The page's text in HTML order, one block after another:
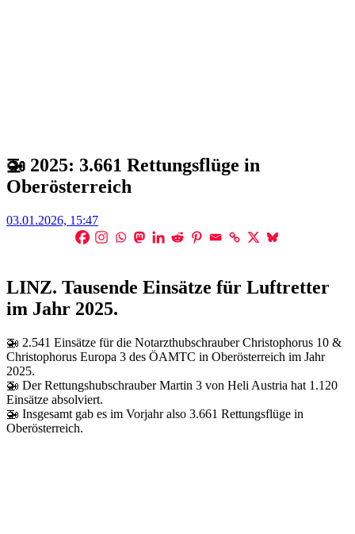
🚁 2025: 3.661 Rettungsflüge in
Oberösterreich
Posted
03.01.2026, 15:47
LINZ. Tausende Einsätze für Luftretter
im Jahr 2025.
🚁 2.541 Einsätze für die Notarzthubschrauber Christophorus 10 &
Christophorus Europa 3 des ÖAMTC in Oberösterreich im Jahr
2025.
🚁 Der Rettungshubschrauber Martin 3 von Heli Austria hat 1.120
Einsätze absolviert.
🚁 Insgesamt gab es im Vorjahr also 3.661 Rettungsflüge in
Oberösterreich.